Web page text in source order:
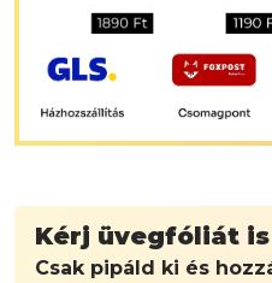
Kérj üvegfóliát
Csak pipáld ki és